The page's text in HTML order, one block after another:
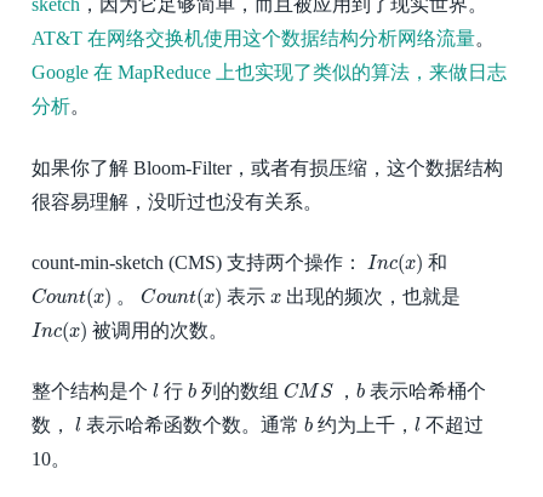
sketch ，因为它足够简单，而且被应用到了现实世界。
AT&T 在网络交换机使用这个数据结构分析网络流量。
Google 在 MapReduce 上也实现了类似的算法，来做日志
分析。
如果你了解 Bloom-Filter，或者有损压缩，这个数据结构
很容易理解，没听过也没有关系。
count-min-sketch (CMS) 支持两个操作： Inc(x)
In x 和
Count(x)
Co (x 。Count(x)
Co (x 表示x
x 出现的频次，也就是
Inc(x)
In x 被调用的次数。
整个结构是个 ll行 b
b列的数组 CM S
CMS ，b
b 表示哈希桶个
数， ll表示哈希函数个数。通常 b
b约为上千， ll不超过
10。